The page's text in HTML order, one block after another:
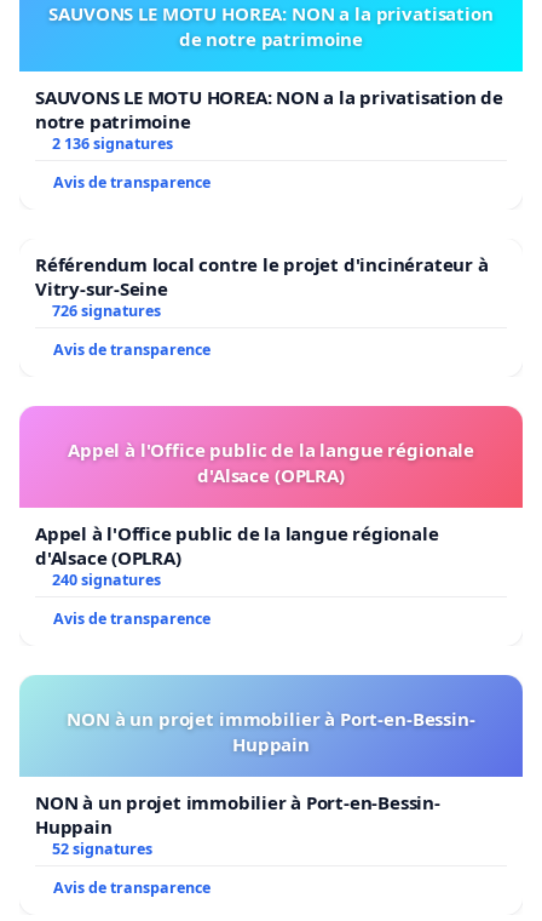
SAUVONS LE MOTU HOREA: NON a la privatisation
de notre patrimoine
SAUVONS LE MOTU HOREA: NON a la privatisation de
notre patrimoine
2 136 signatures
Avis de transparence
Référendum local contre le projet d'incinérateur à
Vitry-sur-Seine
726 signatures
Avis de transparence
Appel à l'Office public de la langue régionale
d'Alsace (OPLRA)
Appel à l'Office public de la langue régionale
d'Alsace (OPLRA)
240 signatures
Avis de transparence
NON à un projet immobilier à Port-en-Bessin-
Huppain
NON à un projet immobilier à Port-en-Bessin-
Huppain
52 signatures
Avis de transparence